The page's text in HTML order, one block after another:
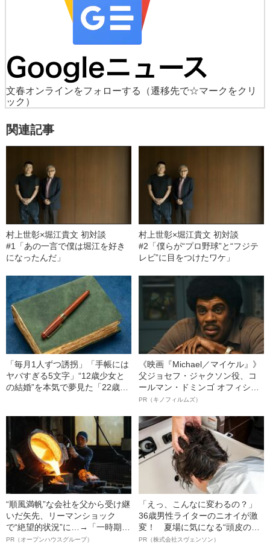
文春オンラインをフォローする
（遷移先で☆マークをクリ
ック）
関連記事
村上世彰×堀江貴文 初対談
#1「あの一言で僕は堀江を好き
になったんだ」
村上世彰×堀江貴文 初対談
#2「僕らが“プロ野球”と“フジテ
レビ”に目をつけたワケ」
「毎月1人ずつ誘拐」「手帳には
ヤバすぎる5文字」“12歳少女と
の結婚”を本気で夢見た「22歳男
《映画『Michael／マイケル』》
父ジョセフ・ジャクソン役、コ
ールマン・ドミンゴ オフィシャ
ルインタビュー“観客を魅了した
語る”《日本興収70億円突破》
PR（キノフィルムズ）
“順風満帆”な会社を父から受け継
いだ矢先、リーマンショック
で“絶望的状況”に…→「一時期は
納品3年待ち」のヒット商品を生
PR（オープンハウスグループ）
「えっ、こんなに変わるの？」
36歳男性ライターのニオイが激
変！ 夏場に気になる“頭皮のニ
オイ”や“ベタつき”を解消す
PR（株式会社スヴェンソン）